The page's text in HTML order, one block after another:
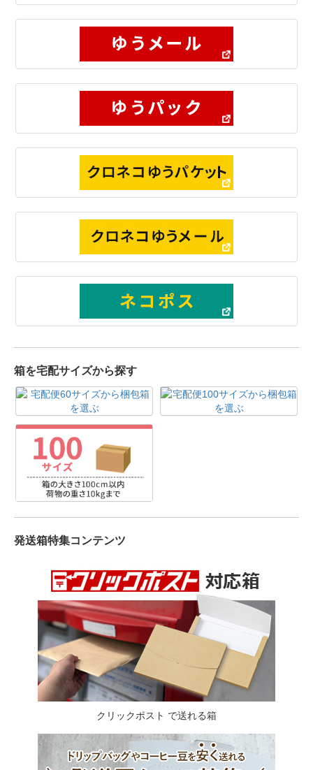
箱を宅配サイズから探す
発送箱特集コンテンツ
クリックポスト で送れる箱